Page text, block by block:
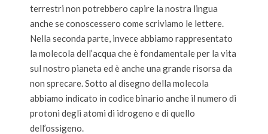
terrestri non potrebbero capire la nostra lingua
anche se conoscessero come scriviamo le lettere.
Nella seconda parte, invece abbiamo rappresentato
la molecola dell’acqua che è fondamentale per la vita
sul nostro pianeta ed è anche una grande risorsa da
non sprecare. Sotto al disegno della molecola
abbiamo indicato in codice binario anche il numero di
protoni degli atomi di idrogeno e di quello
dell’ossigeno.